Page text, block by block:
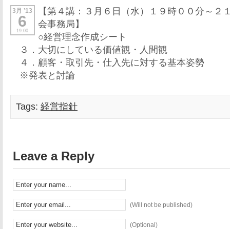
3月 ’13
6
19:00
【第４講：３月６日（水）１９時００分～
会事務局】
○経営理念作成シート
３．大切にしている価値観・人間観
４．顧客・取引先・仕入先に対する基本姿勢
※発表と討論
Tags: 経営指針
Leave a Reply
(Will not be published)
(Optional)